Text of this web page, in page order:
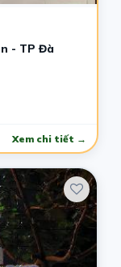
- TP Đà
Xem chi tiết →